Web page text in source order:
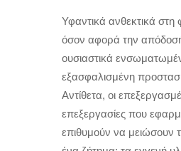
Υφαντικά ανθεκτικά στη
όσον αφορά την απόδοσή
ουσιαστικά
εξασφαλισμένη
Αντίθετα, οι
επεξεργασίες που
επιθυμούν να μειώσουν